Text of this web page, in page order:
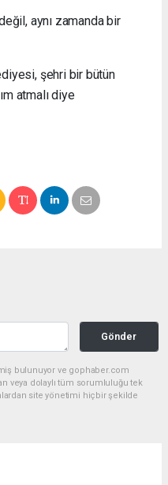
aynı zamanda bir
şehri bir bütün
atmalı diye
Gönder
bulunuyor ve gophaber.com
veya dolaylı tüm sorumluluğu tek
site yönetimi hiçbir şekilde